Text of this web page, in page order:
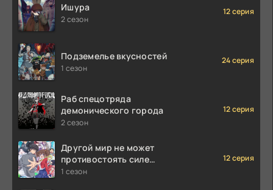
Ишура
2 сезон
12 серия
Подземелье вкусностей
1 сезон
24 серия
Раб спецотряда
демонического города
2 сезон
12 серия
Другой мир не может
противостоять силе
мгновенной смерти
1 сезон
12 серия